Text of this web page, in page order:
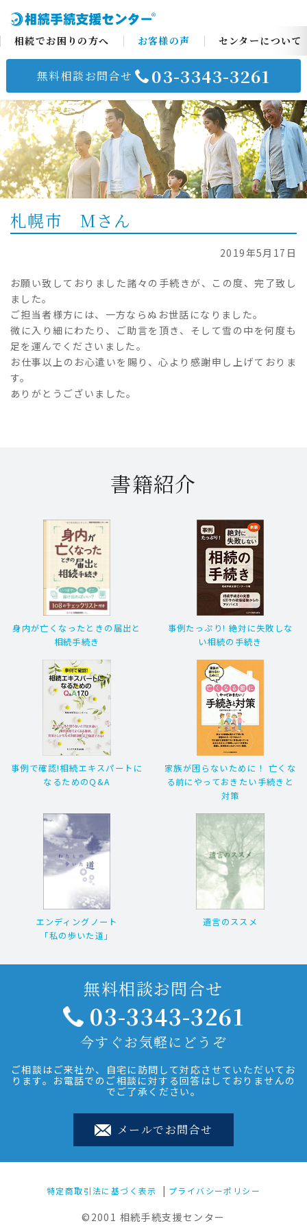
コ
ン
テ
ン
ツ
へ
ス
相続でお困りの方へ お客様の声 センターについて
無料相談お問合せ 03-3343-3261
札幌市 Mさん
2019年5月17日
お願い致しておりました諸々の手続きが、この度、完了致し
ました。
ご担当者様方には、一方ならぬお世話になりました。
微に入り細にわたり、ご助言を頂き、そして雪の中を何度も
足を運んでくださいました。
お仕事以上のお心遣いを賜り、心より感謝申し上げておりま
す。
ありがとうございました。
書籍紹介
身内が亡くなったときの届出と
相続手続き
事例たっぷり! 絶対に失敗しな
い相続の手続き
事例で確認!相続エキスパートに
なるためのQ&A
家族が困らないために！ 亡くな
る前にやっておきたい手続きと
対策
エンディングノート
「私の歩いた道」
遺言のススメ
無料相談お問合せ
03-3343-3261
今すぐお気軽にどうぞ
ご相談はご来社か、自宅に訪問して対応させていただいてお
ります。お電話でのご相談に対する回答はしておりませんの
でご了承ください。
メールでお問合せ
特定商取引法に基づく表示 プライバシーポリシー
©2001 相続手続支援センター